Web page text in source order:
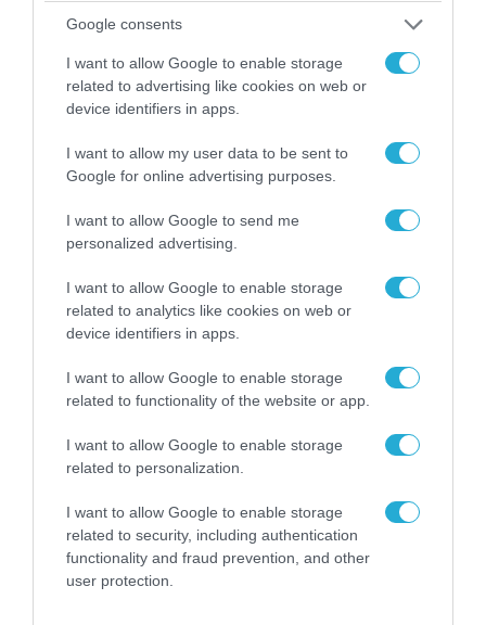
Google consents
I want to allow Google to enable storage
related to advertising like cookies on web or
device identifiers in apps.
I want to allow my user data to be sent to
Google for online advertising purposes.
I want to allow Google to send me
personalized advertising.
I want to allow Google to enable storage
related to analytics like cookies on web or
device identifiers in apps.
I want to allow Google to enable storage
related to functionality of the website or app.
I want to allow Google to enable storage
related to personalization.
I want to allow Google to enable storage
related to security, including authentication
functionality and fraud prevention, and other
user protection.
Ιράν: Δημοσίευσε φωτογραφίες
αμερικανικών και ισραηλινών αεροσκαφών &